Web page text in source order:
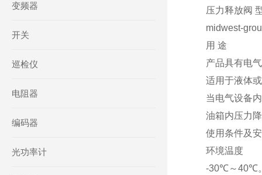
变频器
开关
巡检仪
电阻器
编码器
光功率计
压力释放阀
midwest-
用 途
产品具有电
适用于液体
当电气设备
油箱内压力
使用条件及
环境温度
-30℃～40℃